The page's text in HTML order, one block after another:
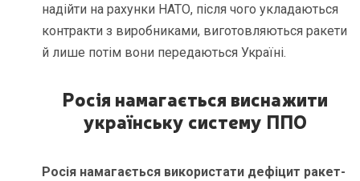
надійти на рахунки НАТО, після чого укладаються
контракти з виробниками, виготовляються ракети
й лише потім вони передаються Україні.
Росія намагається виснажити
українську систему ППО
Росія намагається використати дефіцит ракет-